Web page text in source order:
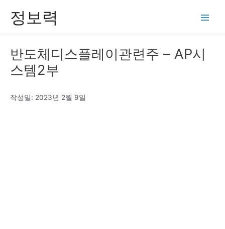
정보력
반도체디스플레이관련주 – AP시
스템2부
작성일: 2023년 2월 9일